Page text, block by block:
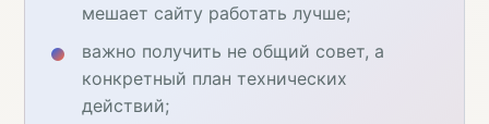
мешает сайту работать лучше;
важно получить не общий совет, а
конкретный план технических
действий;